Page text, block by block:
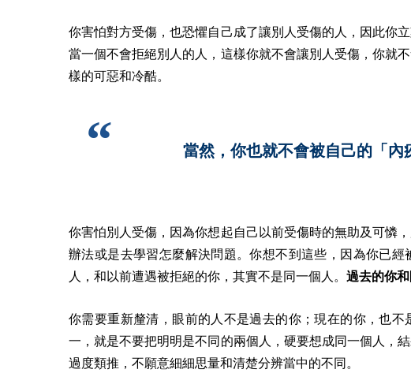
你害怕對方受傷，也恐懼自己成了讓別人受傷的人，因此你
當一個不會拒絕別人的人，這樣你就不會讓別人受傷，你就
樣的可惡和冷酷。
當然，你也就不會被自己的「內
你害怕別人受傷，因為你想起自己以前受傷時的無助及可憐
辦法或是去學習怎麼解決問題。你想不到這些，因為你已經
人，和以前遭遇被拒絕的你，其實不是同一個人。 過去的你
你需要重新釐清，眼前的人不是過去的你；現在的你，也
一，就是不要把明明是不同的兩個人，硬要想成同一個人，
過度類推，不願意細細思量和清楚分辨當中的不同。